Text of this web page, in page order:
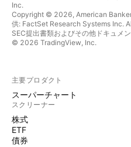
Inc.
Copyright © 2026, American
供: FactSet Research Systems Inc.
SEC提出書類およびその他ドキュメ
© 2026 TradingView, Inc.
主要プロダクト
スーパーチャート
スクリーナー
株式
ETF
債券